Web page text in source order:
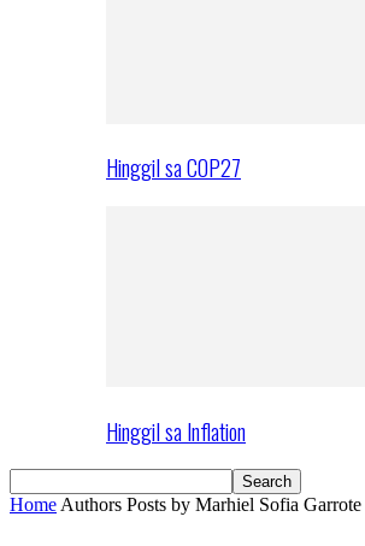
Hinggil sa COP27
Hinggil sa Inflation
Home Authors Posts by Marhiel Sofia Garrote